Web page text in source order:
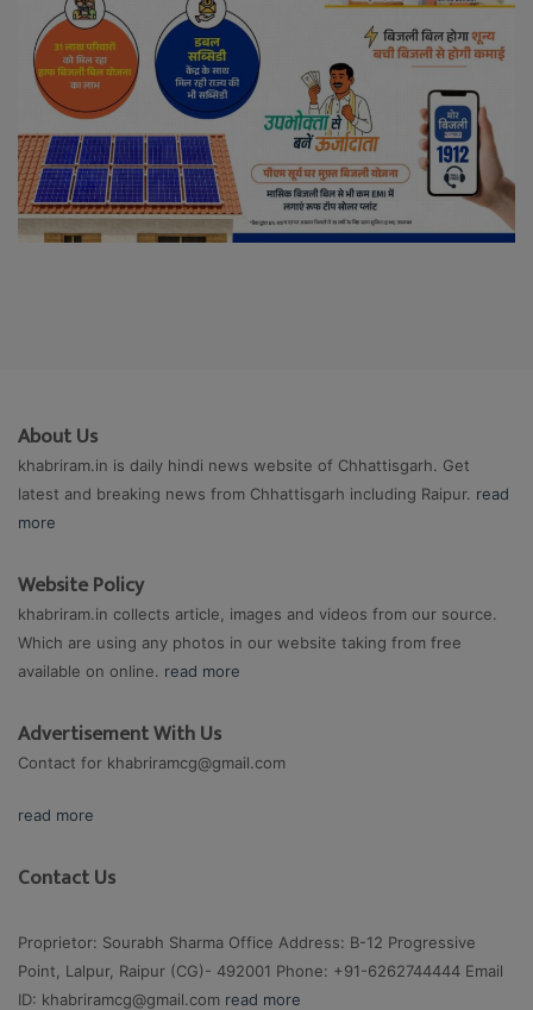
About Us
khabriram.in is daily hindi news website of Chhattisgarh. Get
latest and breaking news from Chhattisgarh including Raipur. read
more
Website Policy
khabriram.in collects article, images and videos from our source.
Which are using any photos in our website taking from free
available on online. read more
Advertisement With Us
Contact for khabriramcg@gmail.com
read more
Contact Us
Proprietor: Sourabh Sharma Office Address: B-12 Progressive
Point, Lalpur, Raipur (CG)- 492001 Phone: +91-6262744444 Email
ID: khabriramcg@gmail.com read more